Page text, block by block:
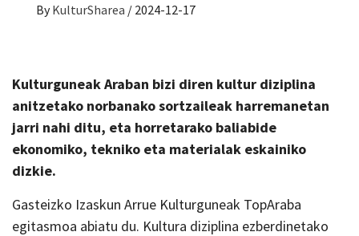
By KulturSharea / 2024-12-17
Kulturguneak Araban bizi diren kultur diziplina
anitzetako norbanako sortzaileak harremanetan
jarri nahi ditu, eta horretarako baliabide
ekonomiko, tekniko eta materialak eskainiko
dizkie.
Gasteizko Izaskun Arrue Kulturguneak TopAraba
egitasmoa abiatu du. Kultura diziplina ezberdinetako